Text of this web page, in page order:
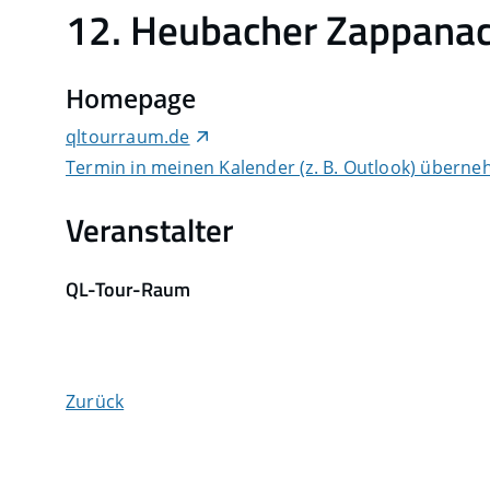
12. Heubacher
Homepage
qltourraum.de
Termin in meinen Kalender (z. B. Outlook)
Veranstalter
QL-Tour-Raum
Zurück